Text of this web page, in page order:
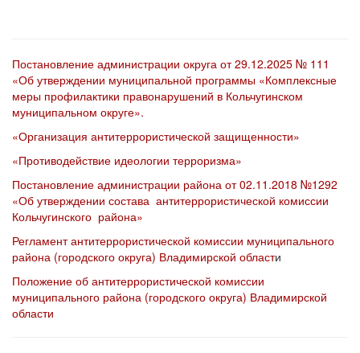
Постановление администрации округа от 29.12.2025 № 111
«Об утверждении муниципальной программы «Комплексные
меры профилактики правонарушений в Кольчугинском
муниципальном округе».
«Организация антитеррористической защищенности»
«Противодействие идеологии терроризма»
Постановление администрации района от 02.11.2018 №1292
«Об утверждении состава антитеррористической комиссии
Кольчугинского района»
Регламент антитеррористической комиссии муниципального
района (городского округа) Владимирской области
Положение об антитеррористической комиссии
муниципального района (городского округа) Владимирской
области